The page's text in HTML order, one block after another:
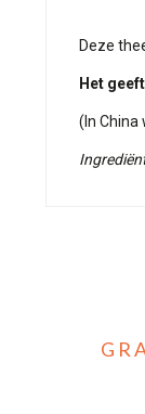
Deze
Het
(In China